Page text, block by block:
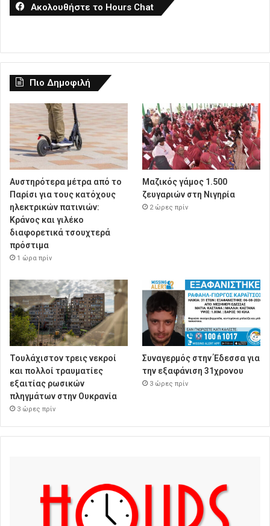
Ακολουθήστε το Hours Chat
Πιο Δημοφιλή
Αυστηρότερα μέτρα από το
Παρίσι για τους κατόχους
ηλεκτρικών πατινιών:
Κράνος και γιλέκο
διαφορετικά τσουχτερά
πρόστιμα
1 ώρα πρίν
Μαζικός γάμος 1.500
ζευγαριών στη Νιγηρία
2 ώρες πρίν
Τουλάχιστον τρεις νεκροί
και πολλοί τραυματίες
εξαιτίας ρωσικών
πληγμάτων στην Ουκρανία
3 ώρες πρίν
Συναγερμός στην Έδεσσα για
την εξαφάνιση 31χρονου
3 ώρες πρίν